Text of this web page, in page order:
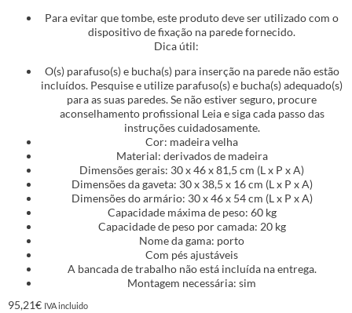
Para evitar que tombe, este produto deve ser utilizado com o
dispositivo de fixação na parede fornecido.
Dica útil:
O(s) parafuso(s) e bucha(s) para inserção na parede não estão
incluídos. Pesquise e utilize parafuso(s) e bucha(s) adequado(s)
para as suas paredes. Se não estiver seguro, procure
aconselhamento profissional Leia e siga cada passo das
instruções cuidadosamente.
Cor: madeira velha
Material: derivados de madeira
Dimensões gerais: 30 x 46 x 81,5 cm (L x P x A)
Dimensões da gaveta: 30 x 38,5 x 16 cm (L x P x A)
Dimensões do armário: 30 x 46 x 54 cm (L x P x A)
Capacidade máxima de peso: 60 kg
Capacidade de peso por camada: 20 kg
Nome da gama: porto
Com pés ajustáveis
A bancada de trabalho não está incluída na entrega.
Montagem necessária: sim
95,21€ IVA incluido